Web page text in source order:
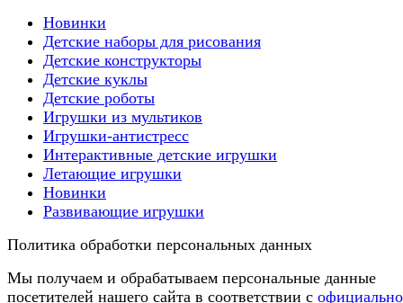
Новинки
Детские наборы для рисования
Детские конструкторы
Детские куклы
Детские роботы
Игрушки из мультиков
Игрушки-антистресс
Интерактивные детские игрушки
Летающие игрушки
Новинки
Развивающие игрушки
Политика обработки персональных данных
Мы получаем и обрабатываем персональные данные
посетителей нашего сайта в соответствии с